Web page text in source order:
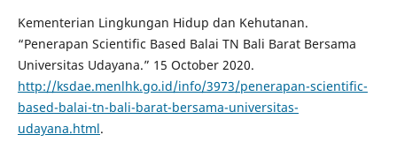
Kementerian Lingkungan Hidup dan Kehutanan.
“Penerapan Scientific Based Balai TN Bali Barat Bersama
Universitas Udayana.” 15 October 2020.
http://ksdae.menlhk.go.id/info/3973/penerapan-scientific-
based-balai-tn-bali-barat-bersama-universitas-
udayana.html.